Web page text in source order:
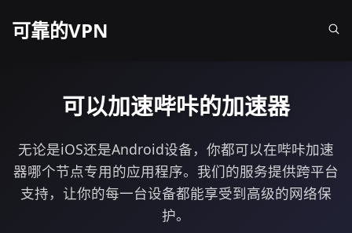
可靠的VPN
可以加速哔咔的加速器
无论是iOS还是Android设备，你都可以在哔咔加速
器哪个节点专用的应用程序。我们的服务提供跨平台
支持，让你的每一台设备都能享受到高级的网络保
护。